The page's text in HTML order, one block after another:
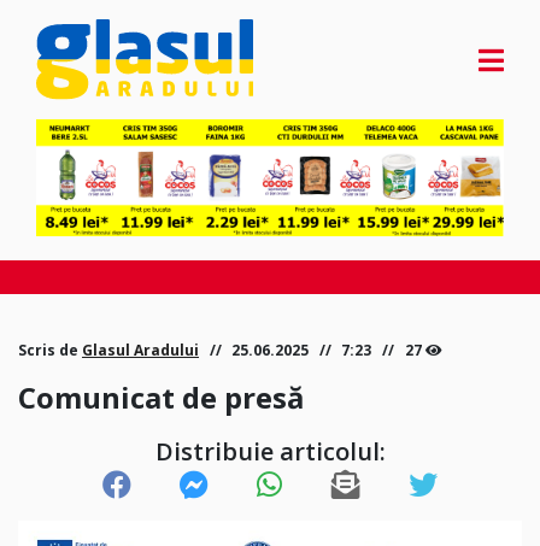
Scris de Glasul Aradului 25.06.2025 7:23 27
Comunicat de presă
Distribuie articolul: